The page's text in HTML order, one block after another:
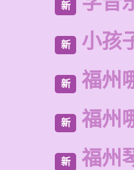
新
新 小孩
新 福州
新 福州
新 福州